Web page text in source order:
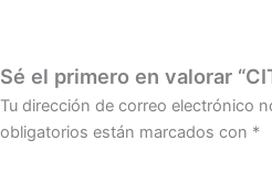
Sé el primero en valorar
Tu dirección de correo electrónico
obligatorios están marcados con *